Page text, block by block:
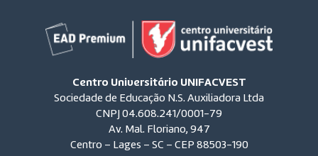
Centro Universitário UNIFACVEST
Sociedade de Educação N.S. Auxiliadora Ltda
CNPJ 04.608.241/0001-79
Av. Mal. Floriano, 947
Centro – Lages – SC – CEP 88503-190